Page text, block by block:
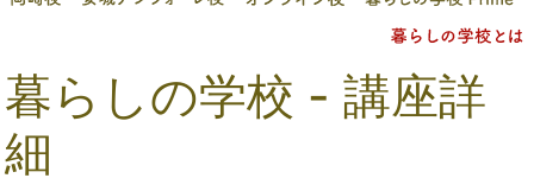
暮らしの学校 - 講座詳
細